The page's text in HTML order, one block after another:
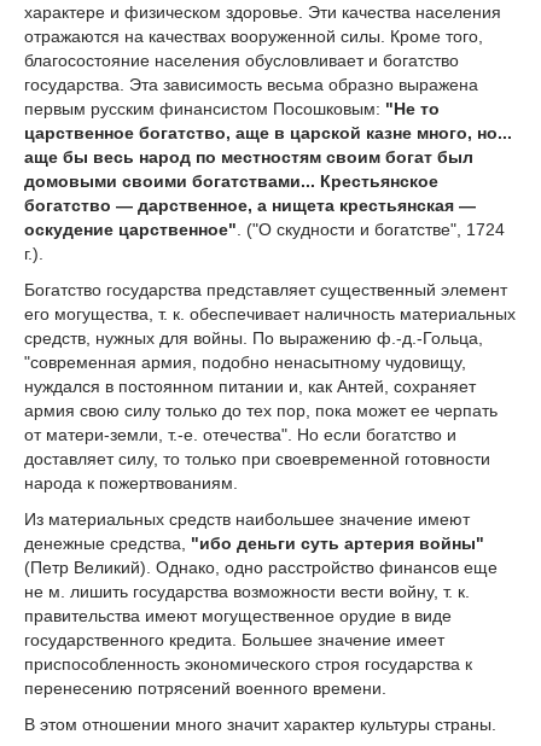
характере и физическом здоровье. Эти качества населения
отражаются на качествах вооруженной силы. Кроме того,
благосостояние населения обусловливает и богатство
государства. Эта зависимость весьма образно выражена
первым русским финансистом Посошковым: "Не то
царственное богатство, аще в царской казне много, но...
аще бы весь народ по местностям своим богат был
домовыми своими богатствами... Крестьянское
богатство — дарственное, а нищета крестьянская —
оскудение царственное". ("О скудности и богатстве", 1724
г.).
Богатство государства представляет существенный элемент
его могущества, т. к. обеспечивает наличность материальных
средств, нужных для войны. По выражению ф.-д.-Гольца,
"современная армия, подобно ненасытному чудовищу,
нуждался в постоянном питании и, как Антей, сохраняет
армия свою силу только до тех пор, пока может ее черпать
от матери-земли, т.-е. отечества". Но если богатство и
доставляет силу, то только при своевременной готовности
народа к пожертвованиям.
Из материальных средств наибольшее значение имеют
денежные средства, "ибо деньги суть артерия войны"
(Петр Великий). Однако, одно расстройство финансов еще
не м. лишить государства возможности вести войну, т. к.
правительства имеют могущественное орудие в виде
государственного кредита. Большее значение имеет
приспособленность экономического строя государства к
перенесению потрясений военного времени.
В этом отношении много значит характер культуры страны.